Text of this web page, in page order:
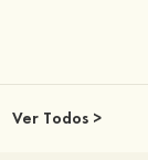
Ver Todos >